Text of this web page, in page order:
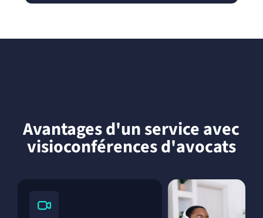
Avantages d'un service avec
visioconférences d'avocats